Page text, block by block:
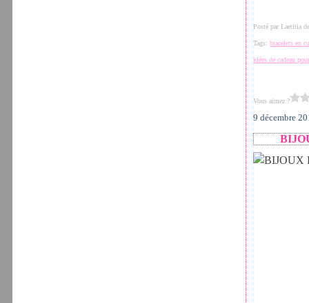
Posté par Laetitia
Tags:bracelets en
idées de cadeau
Vous aimez ?
9 décembre